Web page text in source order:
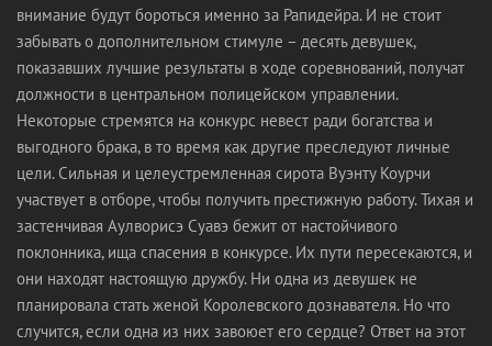
внимание будут бороться именно за Рапидейра. И не стоит
забывать о дополнительном стимуле – десять девушек,
показавших лучшие результаты в ходе соревнований, получат
должности в центральном полицейском управлении.
Некоторые стремятся на конкурс невест ради богатства и
выгодного брака, в то время как другие преследуют личные
цели. Сильная и целеустремленная сирота Вуэнту Коурчи
участвует в отборе, чтобы получить престижную работу. Тихая и
застенчивая Аулворисэ Суавэ бежит от настойчивого
поклонника, ища спасения в конкурсе. Их пути пересекаются, и
они находят настоящую дружбу. Ни одна из девушек не
планировала стать женой Королевского дознавателя. Но что
случится, если одна из них завоюет его сердце? Ответ на этот